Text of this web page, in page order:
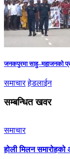
जनकपुरमा साहु–महाजनको
समाचार हेडलाईन
सम्बन्धित खवर
समाचार
होली मिलन समारोहको